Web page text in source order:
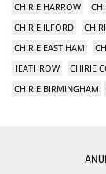
CHIRIE HARROW
CHIRIE ILFORD
CHIRIE EAST HAM
HEATHROW
CHIRIE
CHIRIE BIRMINGHAM